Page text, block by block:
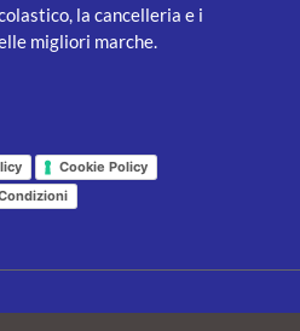
la cancelleria e i
migliori marche.
Cookie Policy